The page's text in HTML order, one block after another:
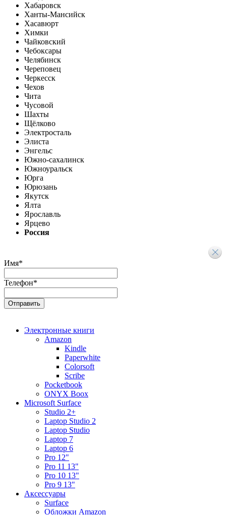
Хабаровск
Ханты-Мансийск
Хасавюрт
Химки
Чайковский
Чебоксары
Челябинск
Череповец
Черкесск
Чехов
Чита
Чусовой
Шахты
Щёлково
Электросталь
Элиста
Энгельс
Южно-сахалинск
Южноуральск
Юрга
Юрюзань
Якутск
Ялта
Ярославль
Ярцево
Россия
Имя*
Телефон*
Электронные книги
Amazon
Kindle
Paperwhite
Colorsoft
Scribe
Pocketbook
ONYX Boox
Microsoft Surface
Studio 2+
Laptop Studio 2
Laptop Studio
Laptop 7
Laptop 6
Pro 12"
Pro 11 13"
Pro 10 13"
Pro 9 13"
Аксессуары
Surface
Обложки Amazon